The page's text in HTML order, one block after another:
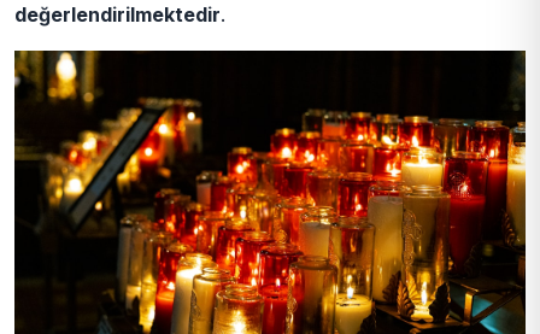
değerlendirilmektedir.